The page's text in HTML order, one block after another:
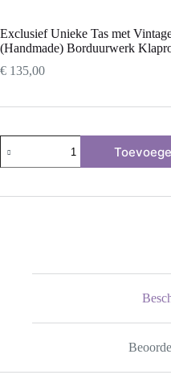
Exclusief Unieke Tas met
(Handmade) Borduurwerk
€ 135,00
Unieke
Tas
Vintage
Borduurwerk